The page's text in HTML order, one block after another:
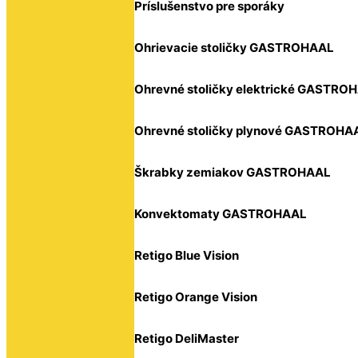
Príslušenstvo pre sporáky
Ohrievacie stoličky GASTROHAAL
Ohrevné stoličky elektrické
Ohrevné stoličky plynové
Škrabky zemiakov GASTROHAAL
Konvektomaty GASTROHAAL
Retigo Blue Vision
Retigo Orange Vision
Retigo DeliMaster